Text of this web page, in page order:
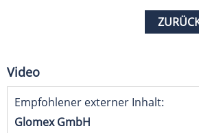
Video
Empfohlener externer Inhalt:
Glomex GmbH